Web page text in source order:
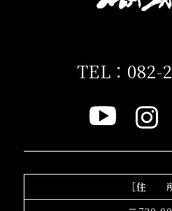
TEL：082-
［住 所